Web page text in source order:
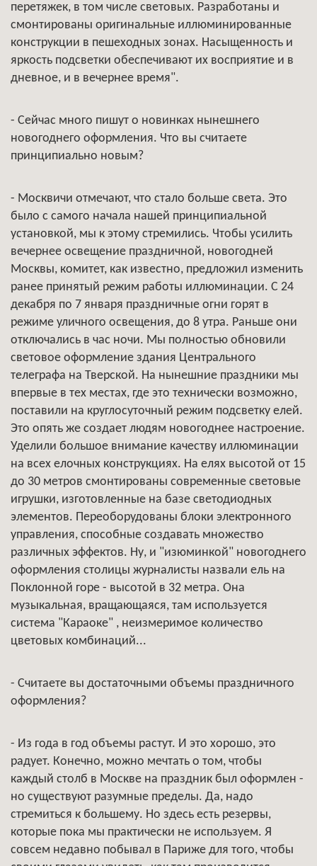
перетяжек, в том числе световых. Разработаны и
смонтированы оригинальные иллюминированные
конструкции в пешеходных зонах. Насыщенность и
яркость подсветки обеспечивают их восприятие и в
дневное, и в вечернее время".
- Сейчас много пишут о новинках нынешнего
новогоднего оформления. Что вы считаете
принципиально новым?
- Москвичи отмечают, что стало больше света. Это
было с самого начала нашей принципиальной
установкой, мы к этому стремились. Чтобы усилить
вечернее освещение праздничной, новогодней
Москвы, комитет, как известно, предложил изменить
ранее принятый режим работы иллюминации. С 24
декабря по 7 января праздничные огни горят в
режиме уличного освещения, до 8 утра. Раньше они
отключались в час ночи. Мы полностью обновили
световое оформление здания Центрального
телеграфа на Тверской. На нынешние праздники мы
впервые в тех местах, где это технически возможно,
поставили на круглосуточный режим подсветку елей.
Это опять же создает людям новогоднее настроение.
Уделили большое внимание качеству иллюминации
на всех елочных конструкциях. На елях высотой от 15
до 30 метров смонтированы современные световые
игрушки, изготовленные на базе светодиодных
элементов. Переоборудованы блоки электронного
управления, способные создавать множество
различных эффектов. Ну, и "изюминкой" новогоднего
оформления столицы журналисты назвали ель на
Поклонной горе - высотой в 32 метра. Она
музыкальная, вращающаяся, там используется
система "Караоке" , неизмеримое количество
цветовых комбинаций...
- Считаете вы достаточными объемы праздничного
оформления?
- Из года в год объемы растут. И это хорошо, это
радует. Конечно, можно мечтать о том, чтобы
каждый столб в Москве на праздник был оформлен -
но существуют разумные пределы. Да, надо
стремиться к большему. Но здесь есть резервы,
которые пока мы практически не используем. Я
совсем недавно побывал в Париже для того, чтобы